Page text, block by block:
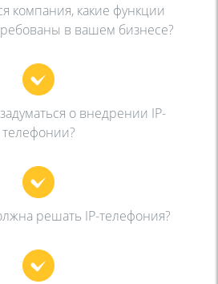
компания, какие функции
в вашем бизнесе?
о внедрении IP-
телефонии?
решать IP-телефония?